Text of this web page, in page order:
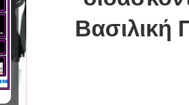
Βασιλική